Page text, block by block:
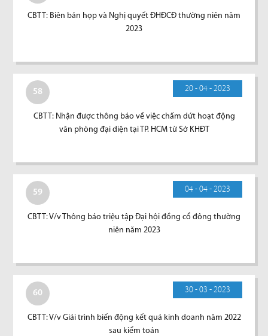
CBTT: Biên bản họp và Nghị quyết ĐHĐCĐ thường niên năm
2023
58 20 - 04 - 2023
CBTT: Nhận được thông báo về việc chấm dứt hoạt động
văn phòng đại diện tại TP. HCM từ Sở KHĐT
59 04 - 04 - 2023
CBTT: V/v Thông báo triệu tập Đại hội đồng cổ đông thường
niên năm 2023
60 30 - 03 - 2023
CBTT: V/v Giải trình biến động kết quả kinh doanh năm 2022
sau kiểm toán